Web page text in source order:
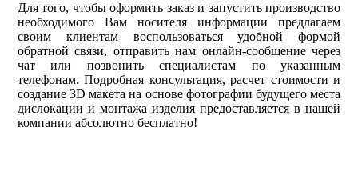
Для того, чтобы оформить заказ и запустить производство
необходимого Вам носителя информации предлагаем
своим клиентам воспользоваться удобной формой
обратной связи, отправить нам онлайн-сообщение через
чат или позвонить специалистам по указанным
телефонам. Подробная консультация, расчет стоимости и
создание 3D макета на основе фотографии будущего места
дислокации и монтажа изделия предоставляется в нашей
компании абсолютно бесплатно!